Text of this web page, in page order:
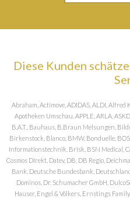
Diese Kunden
Abraham, Actimove, ADIDAS, ALDI, Alfred
Apotheken Umschau, APPLE, ARLA,
B.A.T., Bauhaus, B.Braun Melsungen,
Birkenstock, Blanco, BMW, Bonduelle,
Informationstechnik, Brisk, BSN Medical,
Cosmos DIrekt, Datev, DB, DB Regio,
Bank, Deutsche Bundesbank,
Dominos, Dr. Schumacher GmbH,
Hauser, Engel & Völkers, Ernstings